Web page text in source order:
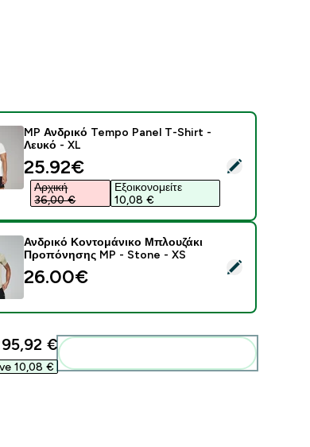
this product - MP Ανδρικό Tempo Panel T-Shirt -
MP Ανδρικό Tempo Panel T-Shirt -
Λευκό - XL
discounted price
25.92€‎
Αρχική
36,00 €‎
Εξοικονομείτε
10,08 €‎
this product - Ανδρικό Κοντομάνικο Μπλουζάκι
Ανδρικό Κοντομάνικο Μπλουζάκι
Προπόνησης MP - Stone - XS
26.00€‎
95,92 €‎
10,08 €‎